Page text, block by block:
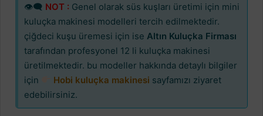
👁‍🗨 NOT : Genel olarak süs kuşları üretimi için mini
kuluçka makinesi modelleri tercih edilmektedir.
çiğdeci kuşu üremesi için ise Altın Kuluçka Firması
tarafından profesyonel 12 li kuluçka makinesi
üretilmektedir. bu modeller hakkında detaylı bilgiler
için
Hobi kuluçka makinesi sayfamızı ziyaret
edebilirsiniz.